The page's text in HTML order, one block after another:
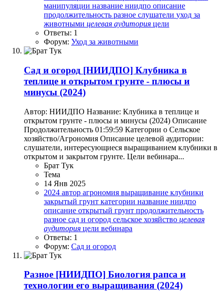
манипуляции название ниидпо описание
продолжительность разное слушатели уход за
животными целевая аудитория цели
Ответы: 1
Форум: Уход за животными
Сад и огород [НИИДПО] Клубника в
теплице и открытом грунте - плюсы и
минусы (2024)
Автор: НИИДПО Название: Клубника в теплице и
открытом грунте - плюсы и минусы (2024) Описание
Продолжительность 01:59:59 Категории o Сельское
хозяйство/Агрономия Описание целевой аудитории:
слушатели, интересующиеся выращиванием клубники в
открытом и закрытом грунте. Цели вебинара...
Брат Тук
Тема
14 Янв 2025
2024 автор агрономия выращивание клубники
закрытый грунт категории название ниидпо
описание открытый грунт продолжительность
разное сад и огород сельское хозяйство целевая
аудитория цели вебинара
Ответы: 1
Форум: Сад и огород
Разное [НИИДПО] Биология рапса и
технологии его выращивания (2024)